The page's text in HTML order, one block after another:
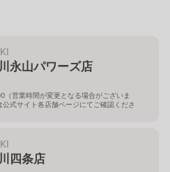
永山パワーズ店
（営業時間が変更となる場合がございま
公式サイト各店舗ページにてご確認くださ
四条店